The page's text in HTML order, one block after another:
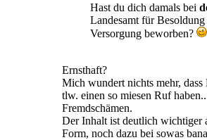
Hast du dich damals bei
Landesamt für Besoldung
Versorgung beworben?
Ernsthaft?
Mich wundert nichts mehr, dass
tlw. einen so miesen Ruf
Fremdschämen.
Der Inhalt ist deutlich wichtiger
Form, noch dazu bei sowas